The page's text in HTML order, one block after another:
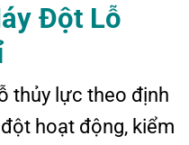
Đột Lỗ
thủy lực theo định
hoạt động, kiểm